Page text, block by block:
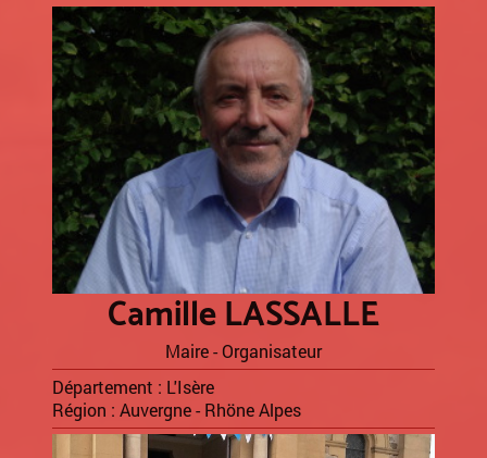
Camille LASSALLE
Maire - Organisateur
Département : L'Isère
Région : Auvergne - Rhöne Alpes